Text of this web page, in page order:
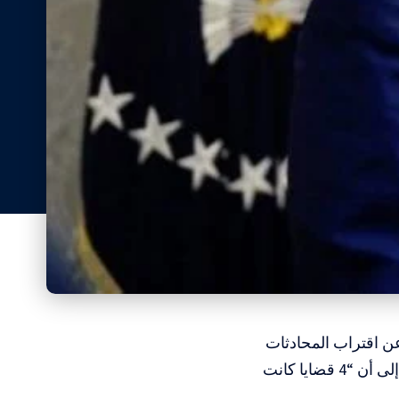
اقتراب المحادثات
الجارية بشأن وقف إطلاق النار في قطاع غزة من التوصل إلى اتفاق، مشيرًا إلى أن “4 قضايا كانت